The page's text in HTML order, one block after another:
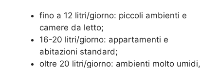
fino a 12 litri/giorno: piccoli ambienti e
camere da letto;
16-20 litri/giorno: appartamenti e
abitazioni standard;
oltre 20 litri/giorno: ambienti molto umidi,